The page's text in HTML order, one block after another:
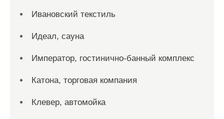
Ивановский текстиль
Идеал, сауна
Император, гостинично-банный комплекс
Катона, торговая компания
Клевер, автомойка